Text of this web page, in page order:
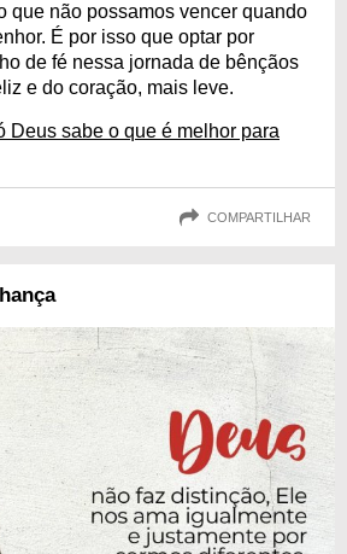
que não possamos vencer quando
É por isso que optar por
de fé nessa jornada de bênçãos
e do coração, mais leve.
Deus sabe o que é melhor para
COMPARTILHAR